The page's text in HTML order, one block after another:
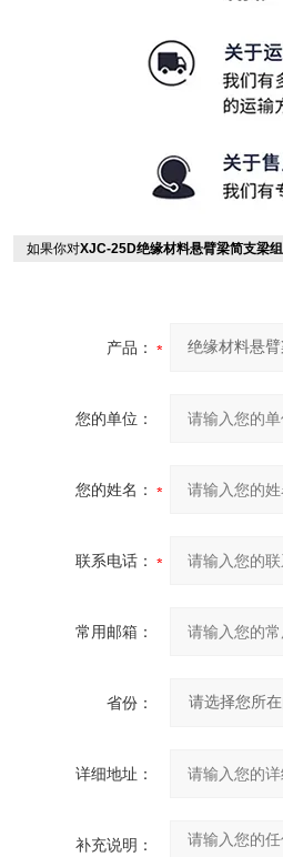
如果你对XJC-25D绝缘材料悬臂梁简支梁
产品：
您的单位：
您的姓名：
联系电话：
常用邮箱：
省份：
详细地址：
补充说明：